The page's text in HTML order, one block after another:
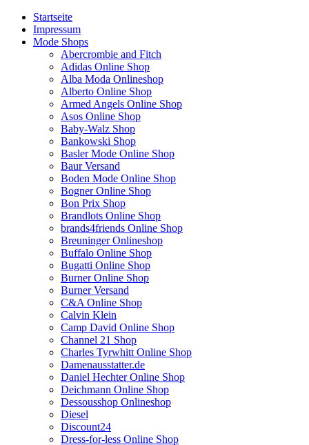
Startseite
Impressum
Mode Shops
Abercrombie and Fitch
Adidas Online Shop
Alba Moda Onlineshop
Alberto Online Shop
Armed Angels Online Shop
Asos Online Shop
Baby-Walz Shop
Bankowski Shop
Basler Mode Online Shop
Baur Versand
Boden Mode Online Shop
Bogner Online Shop
Bon Prix Shop
Brandlots Online Shop
brands4friends Online Shop
Breuninger Onlineshop
Buffalo Online Shop
Bugatti Online Shop
Burner Online Shop
Burner Versand
C&A Online Shop
Calvin Klein
Camp David Online Shop
Channel 21 Shop
Charles Tyrwhitt Online Shop
Damenausstatter.de
Daniel Hechter Online Shop
Deichmann Online Shop
Dessousshop Onlineshop
Diesel
Discount24
Dress-for-less Online Shop